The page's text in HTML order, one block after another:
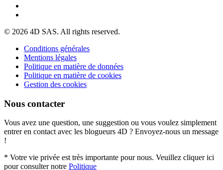
© 2026 4D SAS. All rights reserved.
Conditions générales
Mentions légales
Politique en matière de données
Politique en matière de cookies
Gestion des cookies
Nous contacter
Vous avez une question, une suggestion ou vous voulez simplement
entrer en contact avec les blogueurs 4D ? Envoyez-nous un message
!
* Votre vie privée est très importante pour nous. Veuillez cliquer ici
pour consulter notre Politique